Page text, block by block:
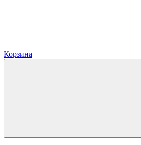
Корзина